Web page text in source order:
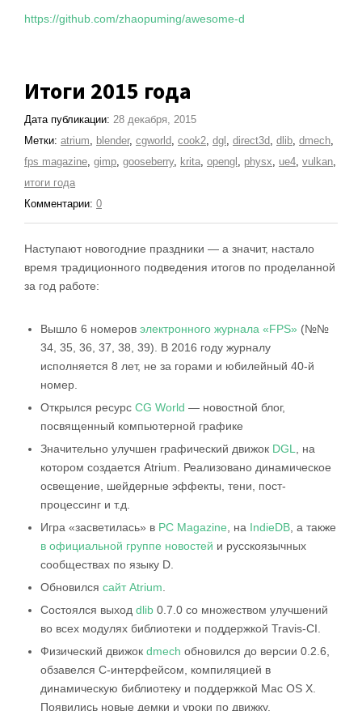
https://github.com/zhaopuming/awesome-d
Итоги 2015 года
Дата публикации: 28 декабря, 2015
Метки: atrium, blender, cgworld, cook2, dgl , direct3d, dlib, dmech,
fps magazine, gimp, gooseberry, krita, opengl , physx, ue4, vulkan,
итоги года
Комментарии: 0
Наступают новогодние праздники — а значит, настало
время традиционного подведения итогов по проделанной
за год работе:
Вышло 6 номеров электронного журнала «FPS» (№№
34, 35, 36, 37, 38, 39). В 2016 году журналу
исполняется 8 лет, не за горами и юбилейный 40-й
номер.
Открылся ресурс CG World — новостной блог,
посвященный компьютерной графике
Значительно улучшен графический движок DGL
, на
котором создается Atrium. Реализовано динамическое
освещение, шейдерные эффекты, тени, пост-
процессинг и т.д.
Игра «засветилась» в PC Magazine , на IndieDB , а также
в официальной группе новостей и русскоязычных
сообществах по языку D.
Обновился сайт Atrium
Состоялся выход dlib 0.7.0 со множеством улучшений
во всех модулях библиотеки и поддержкой Travis-CI.
Физический движок dmech обновился до версии 0.2.6,
обзавелся C-интерфейсом, компиляцией в
динамическую библиотеку и поддержкой Mac OS X.
Появились новые демки и уроки по движку.